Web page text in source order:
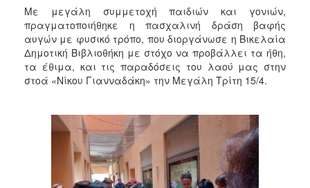
2021
2020
2019
2018
2016
2015
2013
2012
Με μεγάλη συμμετοχή παιδιών και γονιών,
πραγματοποιήθηκε η πασχαλινή δράση βαφής
αυγών με φυσικό τρόπο, που διοργάνωσε η Βικελαία
Δημοτική Βιβλιοθήκη με στόχο να προβάλλει τα ήθη,
τα έθιμα, και τις παραδόσεις του λαού μας στην
στοά «Νίκου Γιανναδάκη» την Μεγάλη Τρίτη 15/4.